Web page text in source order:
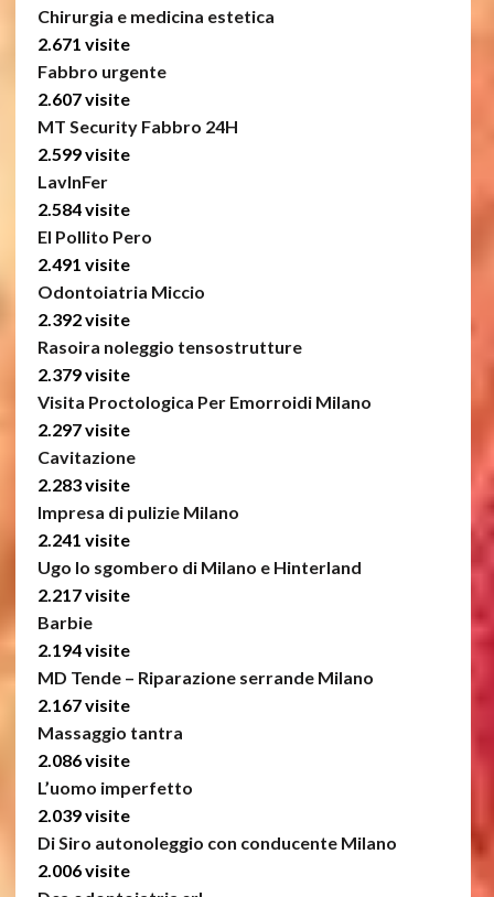
Chirurgia e medicina estetica
2.671 visite
Fabbro urgente
2.607 visite
MT Security Fabbro 24H
2.599 visite
LavInFer
2.584 visite
El Pollito Pero
2.491 visite
Odontoiatria Miccio
2.392 visite
Rasoira noleggio tensostrutture
2.379 visite
Visita Proctologica Per Emorroidi Milano
2.297 visite
Cavitazione
2.283 visite
Impresa di pulizie Milano
2.241 visite
Ugo lo sgombero di Milano e Hinterland
2.217 visite
Barbie
2.194 visite
MD Tende – Riparazione serrande Milano
2.167 visite
Massaggio tantra
2.086 visite
L’uomo imperfetto
2.039 visite
Di Siro autonoleggio con conducente Milano
2.006 visite